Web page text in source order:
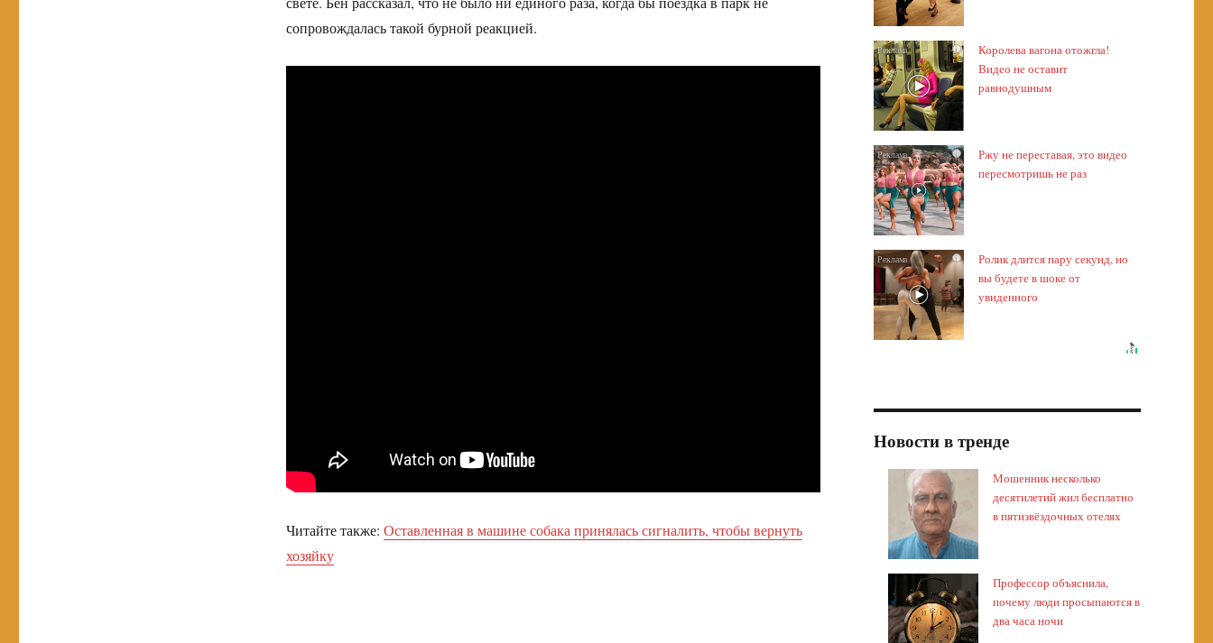
сопровождалась такой бурной реакцией.
Читайте также: Оставленная в машине собака принялась сигналить, чтобы вернуть
хозяйку
i
Королева вагона отожгла!
Видео не оставит
равнодушным
i
Ржу не переставая, это видео
пересмотришь не раз
i
Ролик длится пару секунд, но
вы будете в шоке от
увиденного
Новости в тренде
Мошенник несколько
десятилетий жил бесплатно
в пятизвёздочных отелях
Профессор объяснила,
почему люди просыпаются в
два часа ночи